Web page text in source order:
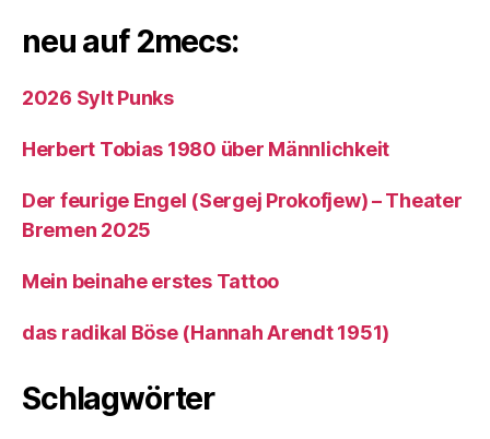
neu auf 2mecs:
2026 Sylt Punks
Herbert Tobias 1980 über Männlichkeit
Der feurige Engel (Sergej Prokofjew) – Theater
Bremen 2025
Mein beinahe erstes Tattoo
das radikal Böse (Hannah Arendt 1951)
Schlagwörter